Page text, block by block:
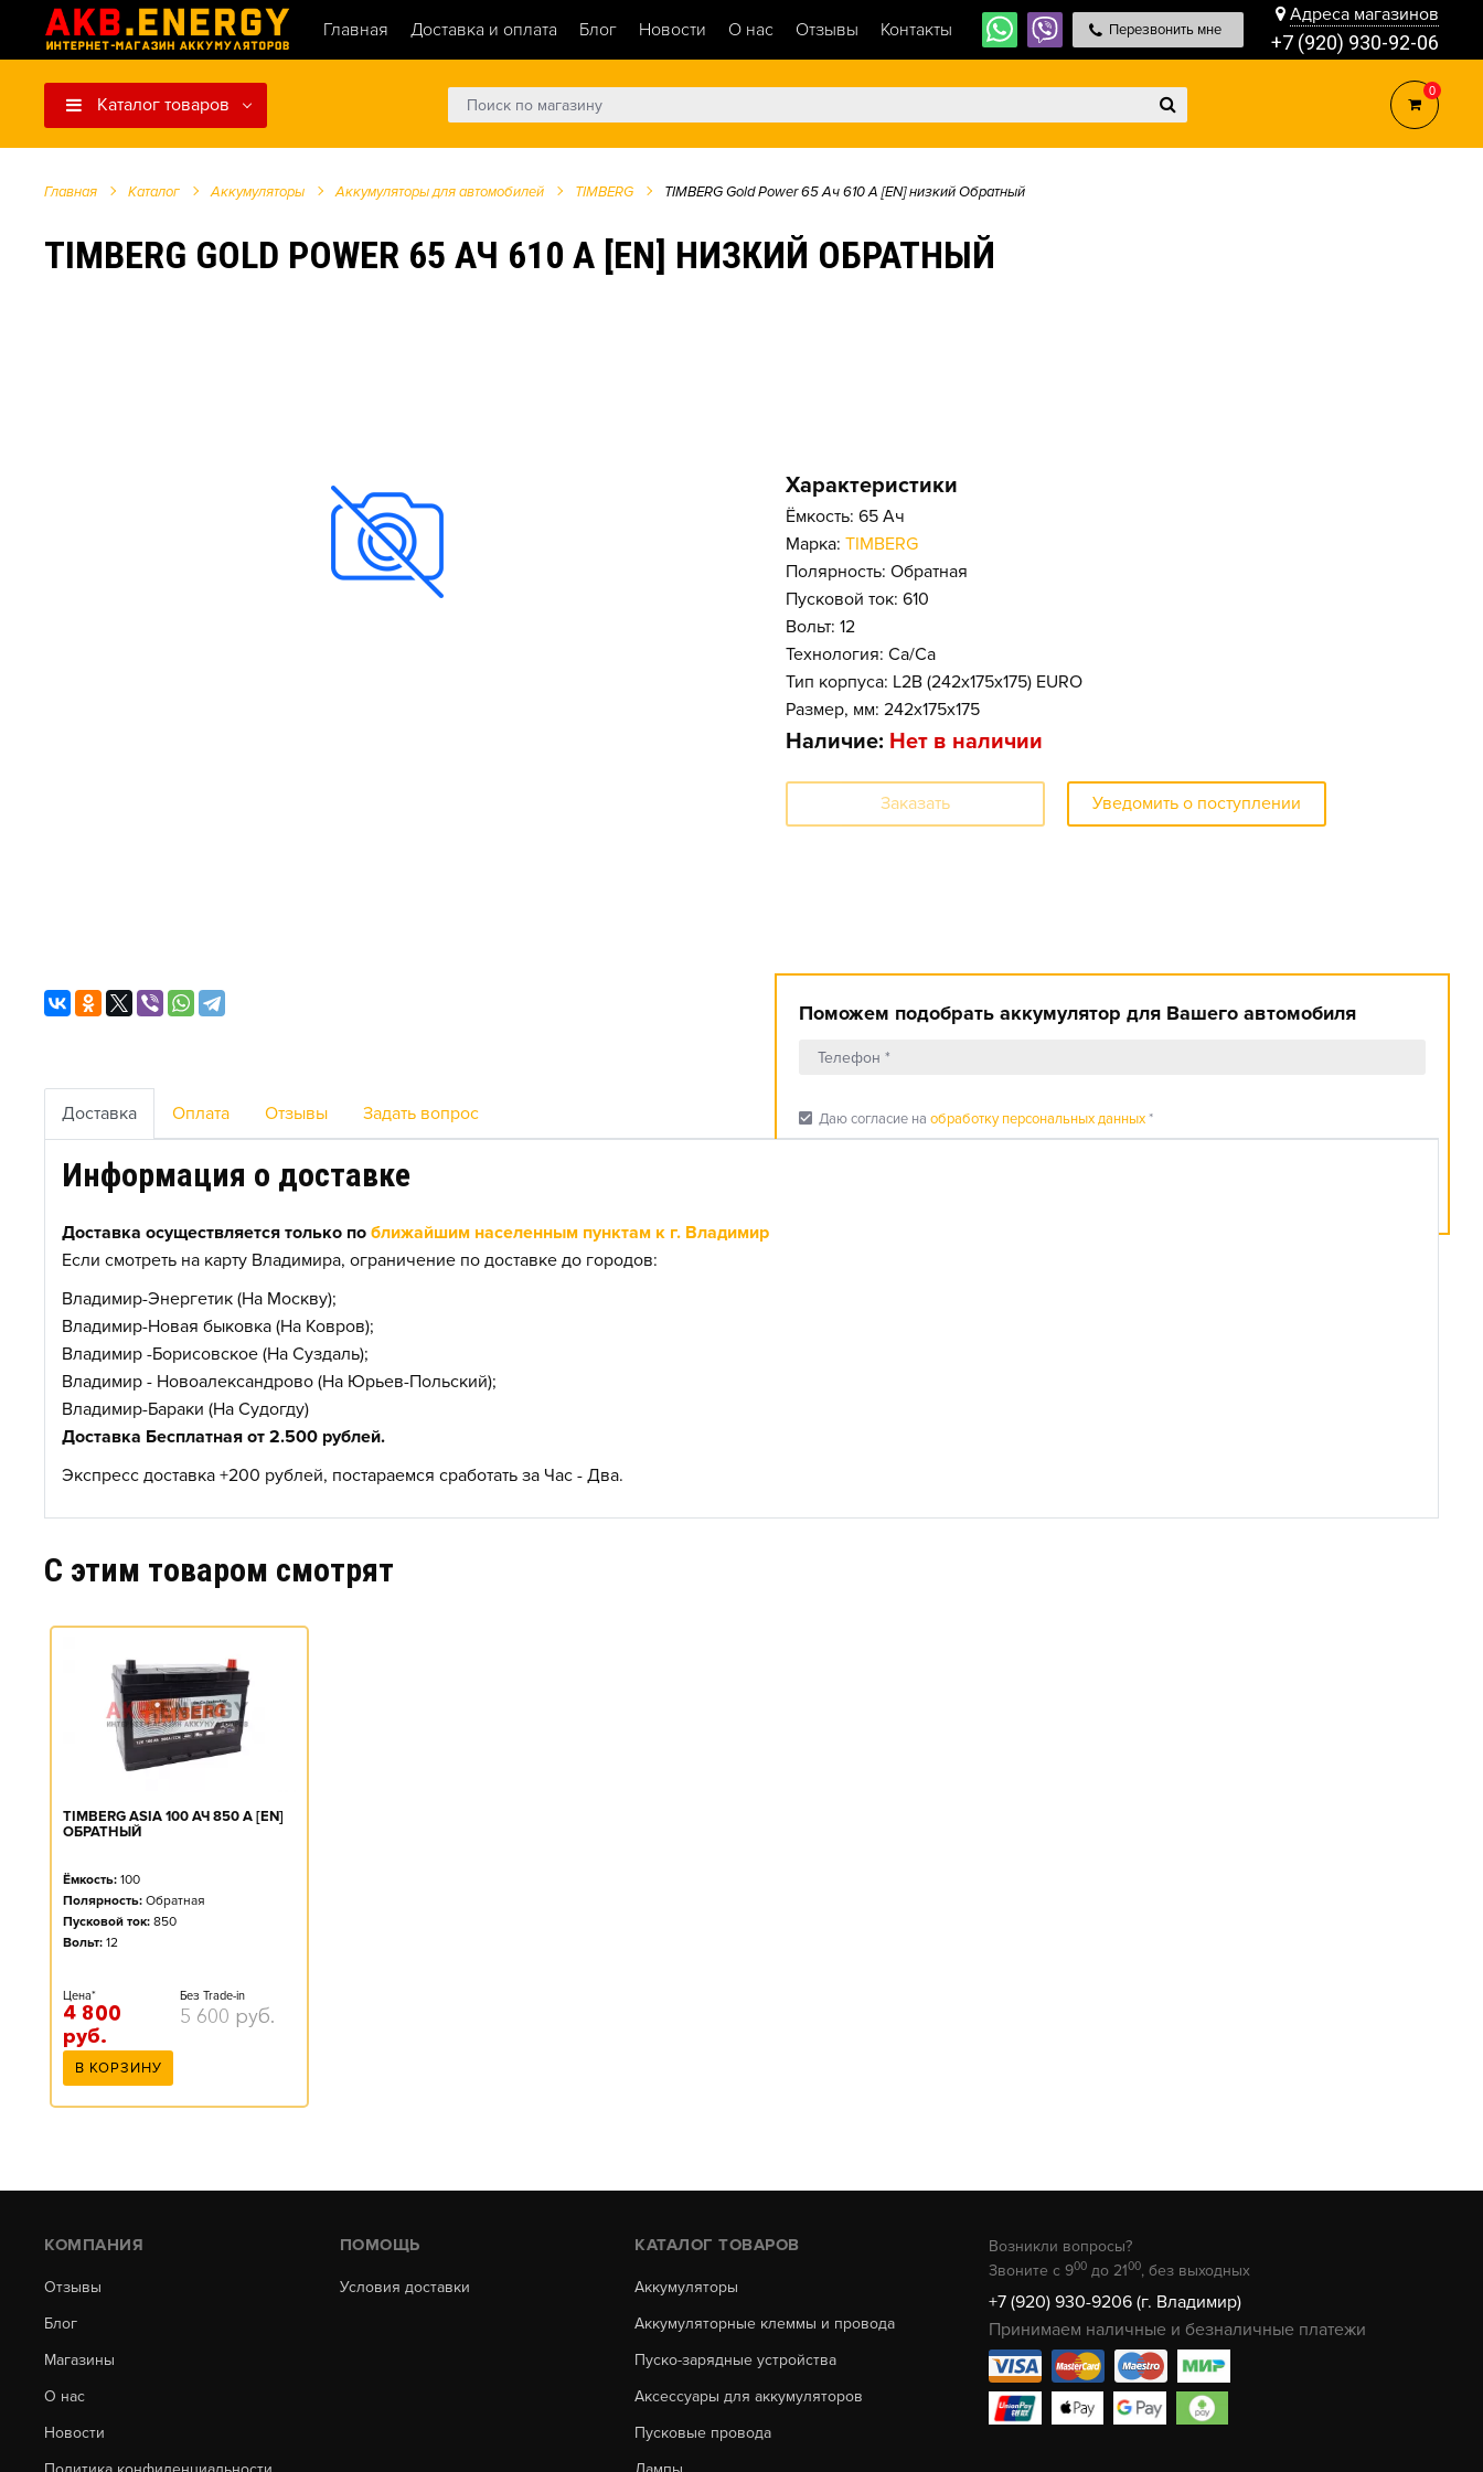
Главная Доставка и оплата Блог Новости О нас Отзывы Контакты Перезвонить мне
Адреса магазинов
+7 (920) 930-92-06
Каталог товаров
0
Главная Каталог Аккумуляторы Аккумуляторы для автомобилей TIMBERG TIMBERG Gold Power 65 Ач 610 А [EN] низкий Обратный
TIMBERG GOLD POWER 65 АЧ 610 А [EN] НИЗКИЙ ОБРАТНЫЙ
Характеристики
Ёмкость: 65 Ач
Марка: TIMBERG
Полярность: Обратная
Пусковой ток: 610
Вольт: 12
Технология: Ca/Ca
Тип корпуса: L2B (242x175x175) EURO
Размер, мм: 242x175x175
Наличие: Нет в наличии
Заказать Уведомить о поступлении
Поможем подобрать аккумулятор для Вашего автомобиля
check_box Даю согласие на обработку персональных данных*
Доставка Оплата Отзывы Задать вопрос
Информация о доставке
Доставка осуществляется только по ближайшим населенным пунктам к г. Владимир
Если смотреть на карту Владимира, ограничение по доставке до городов:
Владимир-Энергетик (На Москву);
Владимир-Новая быковка (На Ковров);
Владимир -Борисовское (На Суздаль);
Владимир - Новоалександрово (На Юрьев-Польский);
Владимир-Бараки (На Судогду)
Доставка Бесплатная от 2.500 рублей.
Экспресс доставка +200 рублей, постараемся сработать за Час - Два.
C этим товаром смотрят
TIMBERG ASIA 100 АЧ 850 А [EN]
ОБРАТНЫЙ
Ёмкость: 100
Полярность: Обратная
Пусковой ток: 850
Вольт: 12
Цена*
4 800
руб.
Без Trade-in
5 600 руб.
В КОРЗИНУ
КОМПАНИЯ
Отзывы
Блог
Магазины
О нас
Новости
ПОМОЩЬ
Условия доставки
КАТАЛОГ ТОВАРОВ
Аккумуляторы
Аккумуляторные клеммы и провода
Пуско-зарядные устройства
Аксессуары для аккумуляторов
Пусковые провода
Возникли вопросы?
Звоните с 900 до 2100, без выходных
+7 (920) 930-9206 (г. Владимир)
Принимаем наличные и безналичные платежи